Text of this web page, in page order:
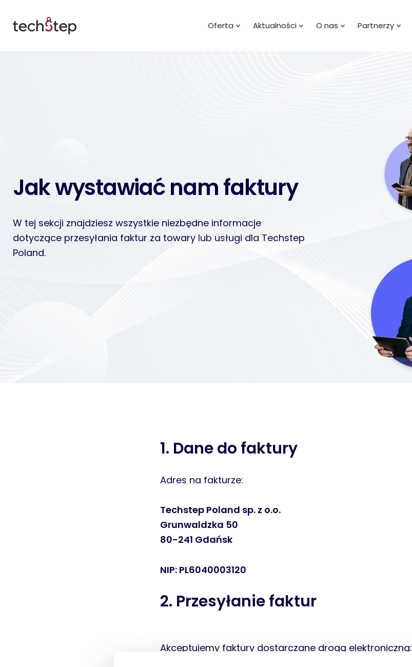
Oferta Aktualności O nas Partnerzy
Jak wystawiać nam faktury
W tej sekcji znajdziesz wszystkie niezbędne informacje
dotyczące przesyłania faktur za towary lub usługi dla Techstep
Poland.
1. Dane do faktury
Adres na fakturze:
Techstep Poland sp. z o.o.
Grunwaldzka 50
80-241 Gdańsk
NIP: PL6040003120
2. Przesyłanie faktur
Akceptujemy faktury dostarczane drogą elektroniczną: